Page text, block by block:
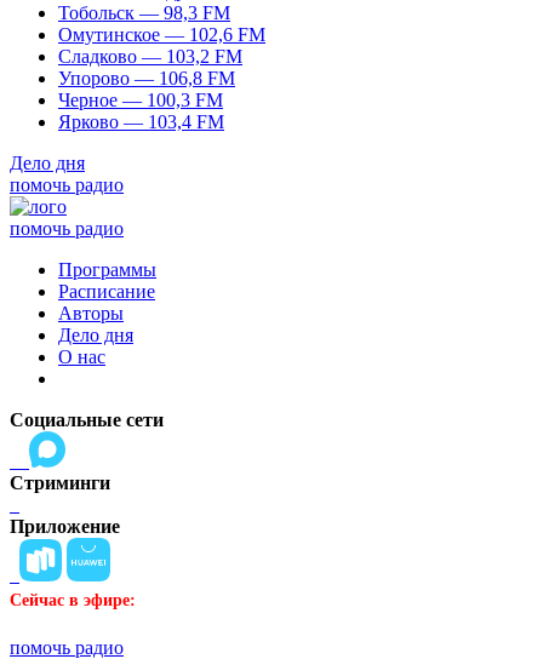
Тобольск — 98,3 FM
Омутинское — 102,6 FM
Сладково — 103,2 FM
Упорово — 106,8 FM
Черное — 100,3 FM
Ярково — 103,4 FM
Дело дня
помочь радио
помочь радио
Программы
Расписание
Авторы
Дело дня
О нас
Социальные сети
Стриминги
Приложение
Сейчас в эфире:
помочь радио